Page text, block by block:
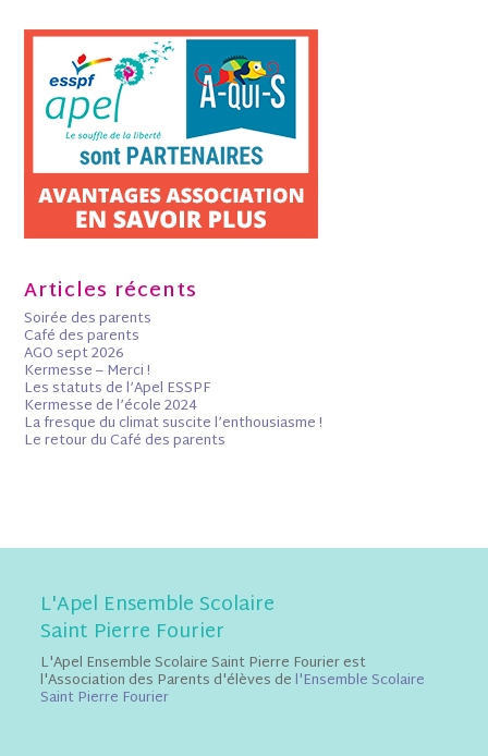
Articles récents
Soirée des parents
Café des parents
AGO sept 2026
Kermesse – Merci !
Les statuts de l’Apel ESSPF
Kermesse de l’école 2024
La fresque du climat suscite l’enthousiasme !
Le retour du Café des parents
L'Apel Ensemble Scolaire
Saint Pierre Fourier
L'Apel Ensemble Scolaire Saint Pierre Fourier est
l'Association des Parents d'élèves de l'Ensemble Scolaire
Saint Pierre Fourier